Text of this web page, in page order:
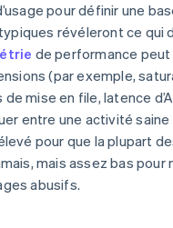
pour définir une
révéleront ce qui
de performance
(par exemple,
mise en file, latence
entre une activité saine
pour que la plupart
mais assez bas pour
abusifs.